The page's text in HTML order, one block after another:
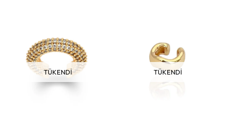
TÜKENDI TÜKENDI